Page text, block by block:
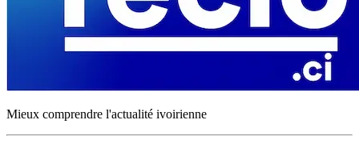
Mieux comprendre l'actualité ivoirienne